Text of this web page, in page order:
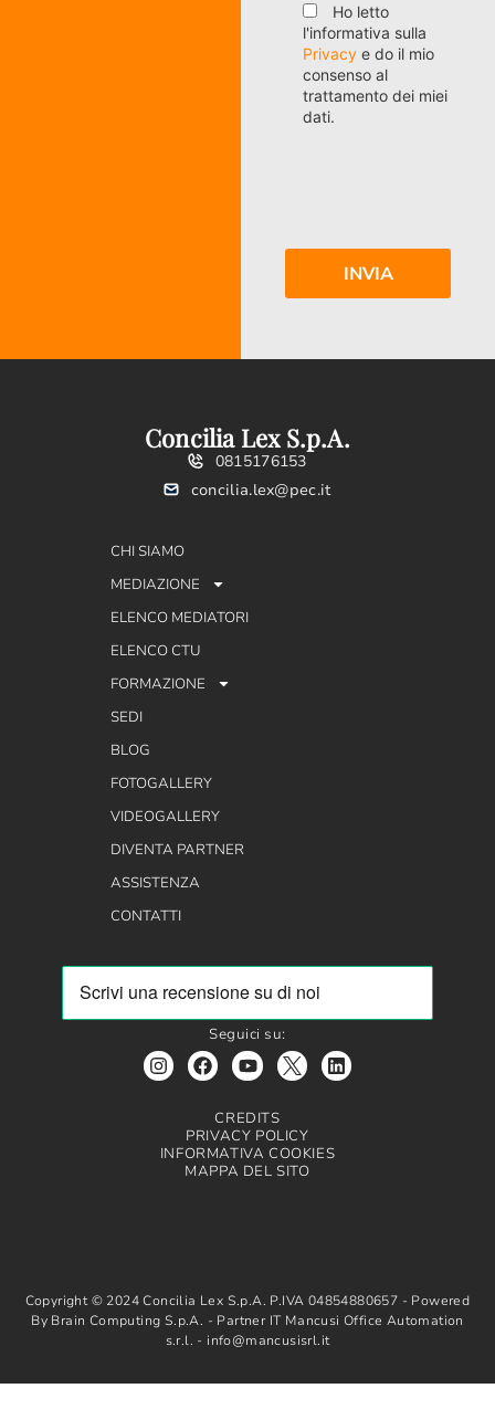
Ho letto
l'informativa sulla
Privacy e do il mio
consenso al
trattamento dei miei
dati.
Concilia Lex S.p.A.
0815176153
concilia.lex@pec.it
CHI SIAMO
MEDIAZIONE
ELENCO MEDIATORI
ELENCO CTU
FORMAZIONE
SEDI
BLOG
FOTOGALLERY
VIDEOGALLERY
DIVENTA PARTNER
ASSISTENZA
CONTATTI
Seguici su:
CREDITS
PRIVACY POLICY
INFORMATIVA COOKIES
MAPPA DEL SITO
Copyright © 2024 Concilia Lex S.p.A. P.IVA 04854880657 - Powered
By Brain Computing S.p.A. - Partner IT Mancusi Office Automation
s.r.l. - info@mancusisrl.it